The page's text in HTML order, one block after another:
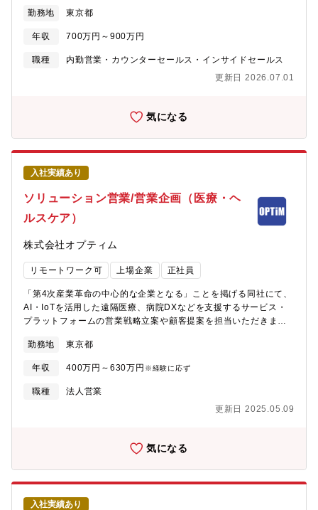
ばらくは先輩社員と同行し、OJTを通じて実務を習得 ・経験者
だきます ・若手・未経験分野のある方も、段階的に業務を任せ
の専門性を高めるだけでなく、チームを率いる管理職・次世代の
中核人材としての活躍を期待しています。また、資格取得支援制
内容】■戦略策定と実行 ：カスタマーサクセス部門の戦略立案、
KGI/KPI設計、および実行をリードし、事業計画の達成に責任を持
つ。■関係構築 ：中・大規模法人の経営層や現場責任者と定期的
なコミュニケーションを行い、信頼関係を構築する。■データ分析
新機能開発へのフィードバックを行う。■活用促進 ：顧客ごとの
ップセルやクロスセルを主導する。■業務設計と標準化 ：カスタ
マーサクセス業務のプロセスを設計・標準化し、将来のチーム拡
大に向けた基盤を構築する。【募集背景】医療プラットフォーム
本部では、AIを活用した「MEDLEY AI CLOUD」を軸に医療現場
が”診療”に集中できる環境を創出していきます。また、より良い患
者体験を目指し、病院・診療所・歯科・調剤薬局など各領域の医
療機関が患者・生活者とひとつにつながる次世代医療プラットフ
ォームを提供します。私たちと一緒に、日本医療の未来を築く仲
間を求めています。【魅力】■事業の成長を直接牽引 ：顧客の事
で、事業の安定的な収益基盤を構築する重要な役割を担います。■
裁量の大きさ ：顧客との信頼関係構築から、部門戦略の立案、業
務プロセスの改善まで、幅広い業務に裁量を持って取り組めま
ジメントを担い、チームの採用や育成にも深く関わることができ
ます。■社会貢献性の高さ ：調剤薬局の課題を解決するサービス
に携わることで、人々の生活に密接に関わる医療インフラの変革
に貢献できます。【事業・サービス】医療は、人々の生活に欠か
率化の遅れなど、多くの課題を抱えています。私たちは「医療ヘ
ウドソリューションシステム「MEDIXS（メディクス）」を提供
し、これらの課題解決に挑んでいます。「MEDIXS」は、現場視
されている「MEDIXSかかりつけ支援」との連携を強化し、業務
セス部門を牽引するマネージャー候補を募集します。顧客の事業
勤務地 東京都
年収 700万円～900万円
職種
内勤営業・カウンターセールス・インサイドセールス
更新日 2026.07.01
気になる
入社実績あり
ソリューション営業/営業企画（医療・ヘ
ルスケア）
株式会社オプティム
リモートワーク可 上場企業 正社員
「第4次産業革命の中心的な企業となる」ことを掲げる同社にて、
AI・IoTを活用した遠隔医療、病院DXなどを支援するサービス・
プラットフォームの営業戦略立案や顧客提案を担当いただきま
伴い、医療・ヘルスケア分野での新規案件及び大型プロジェクト
が増えており、それをリードしていただける仲間を求めていま
す。【具体的な職務内容】１．医療機関・ヘルスケア関連事業者
のオンライン診療など遠隔医療案件への自社サービス・プラット
スケア関連事業者の病院DX案件への自社AI・IoTサービスを活用
勤務地 東京都
年収 400万円～630万円 ※経験に応ず
職種
法人営業
更新日 2025.05.09
気になる
入社実績あり